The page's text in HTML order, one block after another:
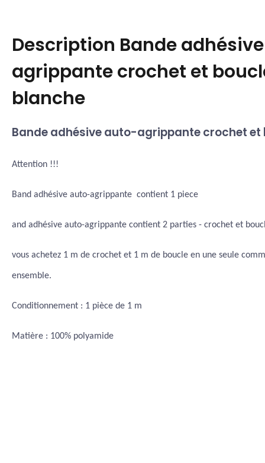
Description Bande
agrippante crochet et
blanche
Bande adhésive auto-agrippante crochet et
Attention !!!
Band adhésive auto-agrippante contient 1 piece
and adhésive auto-agrippante contient 2 parties - crochet et
vous achetez 1 m de crochet et 1 m de boucle en une seule
ensemble.
Conditionnement : 1 pièce de 1 m
Matière : 100% polyamide